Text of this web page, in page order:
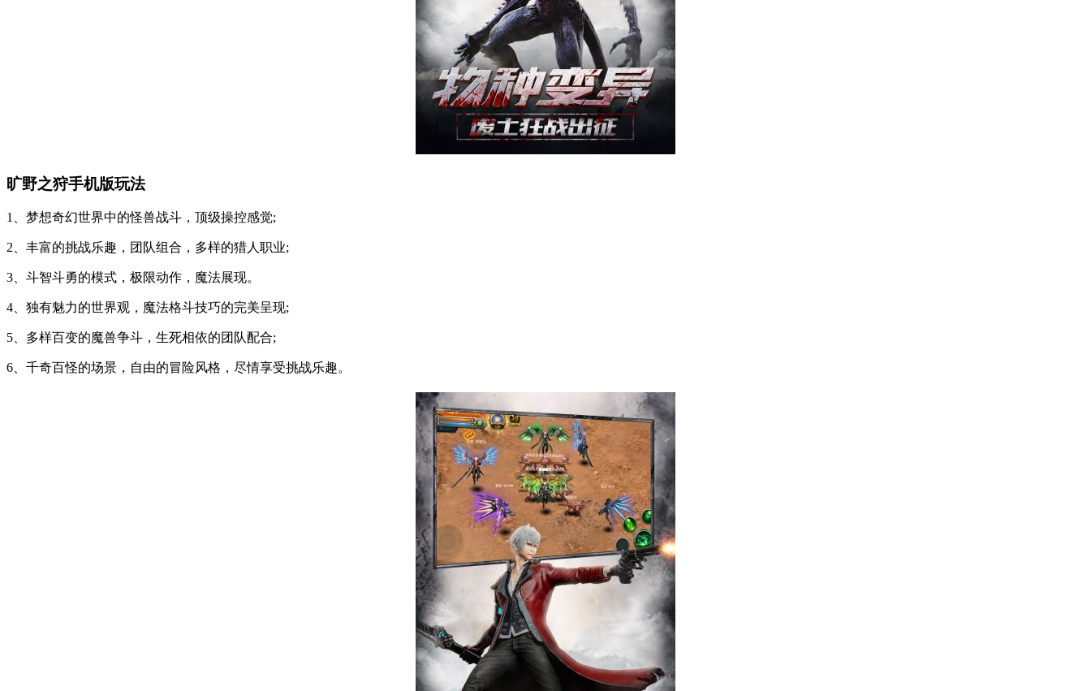
旷野之狩手机版玩法
1、梦想奇幻世界中的怪兽战斗，顶级操控感觉;
2、丰富的挑战乐趣，团队组合，多样的猎人职业;
3、斗智斗勇的模式，极限动作，魔法展现。
4、独有魅力的世界观，魔法格斗技巧的完美呈现;
5、多样百变的魔兽争斗，生死相依的团队配合;
6、千奇百怪的场景，自由的冒险风格，尽情享受挑战乐趣。